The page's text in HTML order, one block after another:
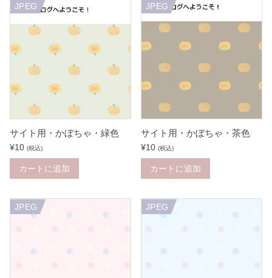
JPEG
サイト用・かぼちゃ・緑色
¥10 (税込)
カートに追加
JPEG
サイト用・かぼちゃ・茶色
¥10 (税込)
カートに追加
JPEG JPEG